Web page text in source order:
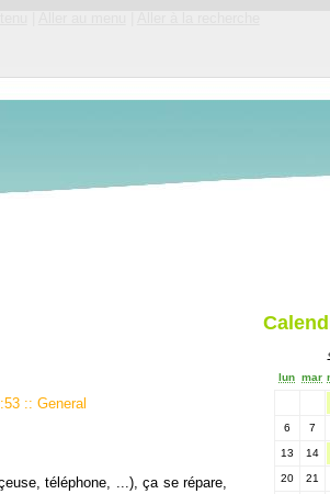
:: General
téléphone, ...), ça se répare,
lun mar
6 7
13 14
20 21